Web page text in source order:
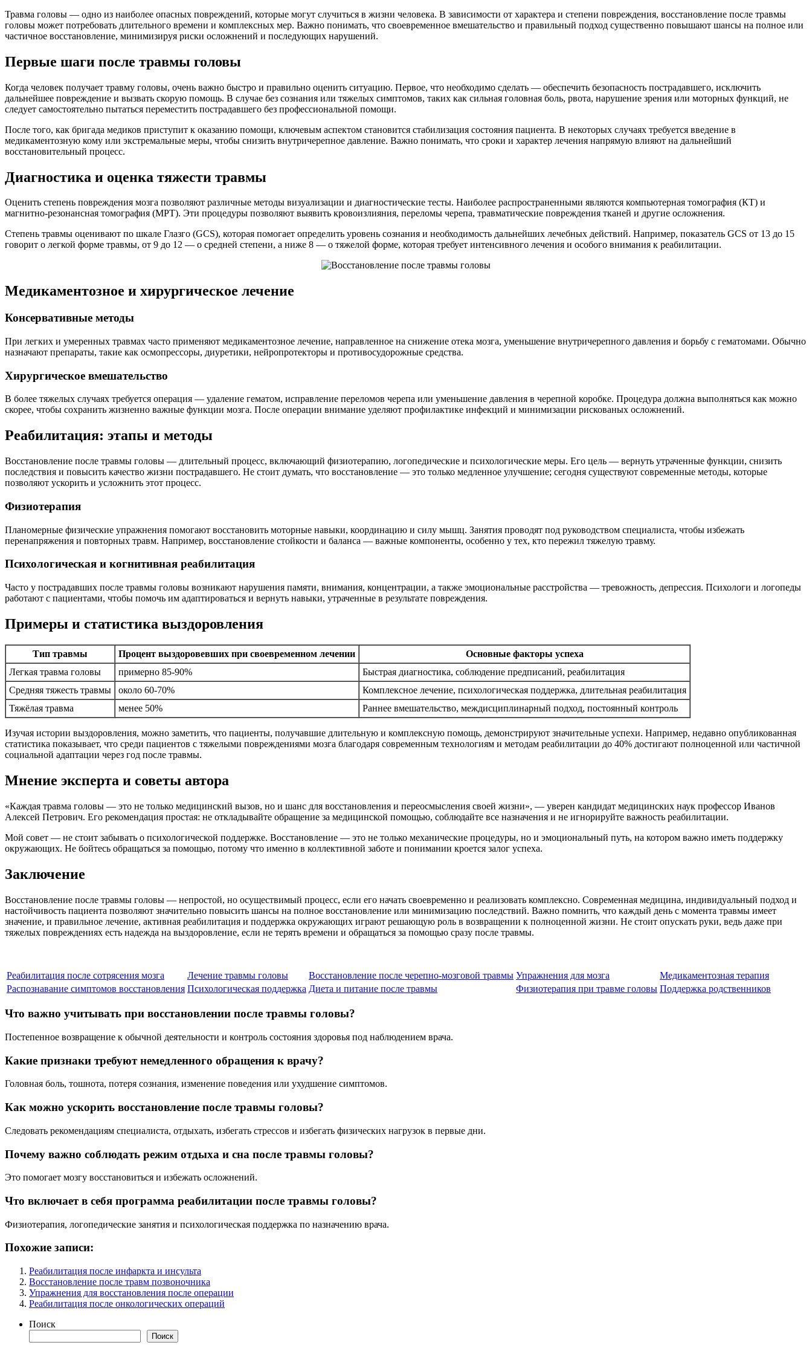
Травма головы — одно из наиболее опасных повреждений, которые могут случиться в жизни человека. В зависимости от характера и степени повреждения, восстановление после травмы
головы может потребовать длительного времени и комплексных мер. Важно понимать, что своевременное вмешательство и правильный подход существенно повышают шансы на полное или
частичное восстановление, минимизируя риски осложнений и последующих нарушений.
Первые шаги после травмы головы
Когда человек получает травму головы, очень важно быстро и правильно оценить ситуацию. Первое, что необходимо сделать — обеспечить безопасность пострадавшего, исключить
дальнейшее повреждение и вызвать скорую помощь. В случае без сознания или тяжелых симптомов, таких как сильная головная боль, рвота, нарушение зрения или моторных функций, не
следует самостоятельно пытаться переместить пострадавшего без профессиональной помощи.
После того, как бригада медиков приступит к оказанию помощи, ключевым аспектом становится стабилизация состояния пациента. В некоторых случаях требуется введение в
медикаментозную кому или экстремальные меры, чтобы снизить внутричерепное давление. Важно понимать, что сроки и характер лечения напрямую влияют на дальнейший
восстановительный процесс.
Диагностика и оценка тяжести травмы
Оценить степень повреждения мозга позволяют различные методы визуализации и диагностические тесты. Наиболее распространенными являются компьютерная томография (КТ) и
магнитно-резонансная томография (МРТ). Эти процедуры позволяют выявить кровоизлияния, переломы черепа, травматические повреждения тканей и другие осложнения.
Степень травмы оценивают по шкале Глазго (GCS), которая помогает определить уровень сознания и необходимость дальнейших лечебных действий. Например, показатель GCS от 13 до 15
говорит о легкой форме травмы, от 9 до 12 — о средней степени, а ниже 8 — о тяжелой форме, которая требует интенсивного лечения и особого внимания к реабилитации.
Медикаментозное и хирургическое лечение
Консервативные методы
При легких и умеренных травмах часто применяют медикаментозное лечение, направленное на снижение отека мозга, уменьшение внутричерепного давления и борьбу с гематомами. Обычно
назначают препараты, такие как осмопрессоры, диуретики, нейропротекторы и противосудорожные средства.
Хирургическое вмешательство
В более тяжелых случаях требуется операция — удаление гематом, исправление переломов черепа или уменьшение давления в черепной коробке. Процедура должна выполняться как можно
скорее, чтобы сохранить жизненно важные функции мозга. После операции внимание уделяют профилактике инфекций и минимизации рискованых осложнений.
Реабилитация: этапы и методы
Восстановление после травмы головы — длительный процесс, включающий физиотерапию, логопедические и психологические меры. Его цель — вернуть утраченные функции, снизить
последствия и повысить качество жизни пострадавшего. Не стоит думать, что восстановление — это только медленное улучшение; сегодня существуют современные методы, которые
позволяют ускорить и усложнить этот процесс.
Физиотерапия
Планомерные физические упражнения помогают восстановить моторные навыки, координацию и силу мышц. Занятия проводят под руководством специалиста, чтобы избежать
перенапряжения и повторных травм. Например, восстановление стойкости и баланса — важные компоненты, особенно у тех, кто пережил тяжелую травму.
Психологическая и когнитивная реабилитация
Часто у пострадавших после травмы головы возникают нарушения памяти, внимания, концентрации, а также эмоциональные расстройства — тревожность, депрессия. Психологи и логопеды
работают с пациентами, чтобы помочь им адаптироваться и вернуть навыки, утраченные в результате повреждения.
Примеры и статистика выздоровления
Тип травмы Процент выздоровевших при своевременном лечении
Основные факторы успеха
Легкая травма головы
примерно 85-90%
Быстрая диагностика, соблюдение предписаний, реабилитация
Средняя тяжесть травмы
около 60-70%
Комплексное лечение, психологическая поддержка, длительная реабилитация
Тяжёлая травма
менее 50% Раннее вмешательство, междисциплинарный подход, постоянный контроль
Изучая истории выздоровления, можно заметить, что пациенты, получавшие длительную и комплексную помощь, демонстрируют значительные успехи. Например, недавно опубликованная
статистика показывает, что среди пациентов с тяжелыми повреждениями мозга благодаря современным технологиям и методам реабилитации до 40% достигают полноценной или частичной
социальной адаптации через год после травмы.
Мнение эксперта и советы автора
«Каждая травма головы — это не только медицинский вызов, но и шанс для восстановления и переосмысления своей жизни», — уверен кандидат медицинских наук профессор Иванов
Алексей Петрович. Его рекомендация простая: не откладывайте обращение за медицинской помощью, соблюдайте все назначения и не игнорируйте важность реабилитации.
Мой совет — не стоит забывать о психологической поддержке. Восстановление — это не только механические процедуры, но и эмоциональный путь, на котором важно иметь поддержку
окружающих. Не бойтесь обращаться за помощью, потому что именно в коллективной заботе и понимании кроется залог успеха.
Заключение
Восстановление после травмы головы — непростой, но осуществимый процесс, если его начать своевременно и реализовать комплексно. Современная медицина, индивидуальный подход и
настойчивость пациента позволяют значительно повысить шансы на полное восстановление или минимизацию последствий. Важно помнить, что каждый день с момента травмы имеет
значение, и правильное лечение, активная реабилитация и поддержка окружающих играют решающую роль в возвращении к полноценной жизни. Не стоит опускать руки, ведь даже при
тяжелых повреждениях есть надежда на выздоровление, если не терять времени и обращаться за помощью сразу после травмы.
Реабилитация после сотрясения мозга Лечение травмы головы Восстановление после черепно-мозговой травмы Упражнения для мозга
Медикаментозная терапия
Распознавание симптомов восстановления Психологическая поддержка Диета и питание после травмы Физиотерапия при травме головы Поддержка родственников
Что важно учитывать при восстановлении после травмы головы?
Постепенное возвращение к обычной деятельности и контроль состояния здоровья под наблюдением врача.
Какие признаки требуют немедленного обращения к врачу?
Головная боль, тошнота, потеря сознания, изменение поведения или ухудшение симптомов.
Как можно ускорить восстановление после травмы головы?
Следовать рекомендациям специалиста, отдыхать, избегать стрессов и избегать физических нагрузок в первые дни.
Почему важно соблюдать режим отдыха и сна после травмы головы?
Это помогает мозгу восстановиться и избежать осложнений.
Что включает в себя программа реабилитации после травмы головы?
Физиотерапия, логопедические занятия и психологическая поддержка по назначению врача.
Похожие записи:
Реабилитация после инфаркта и инсульта
Восстановление после травм позвоночника
Упражнения для восстановления после операции
Реабилитация после онкологических операций
Поиск
Поиск